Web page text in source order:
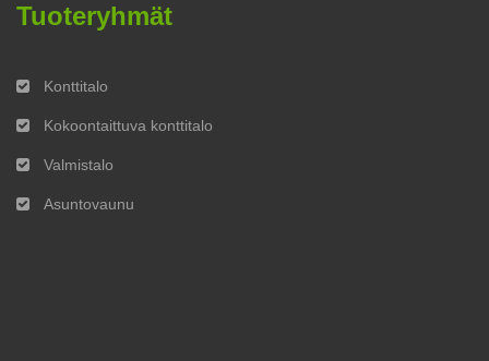
Tuoteryhmät
Konttitalo
Kokoontaittuva konttitalo
Valmistalo
Asuntovaunu